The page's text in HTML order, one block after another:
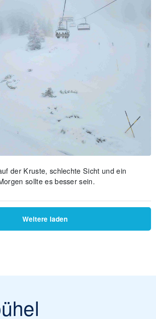
der Kruste, schlechte Sicht und ein
sollte es besser sein.
Weitere laden